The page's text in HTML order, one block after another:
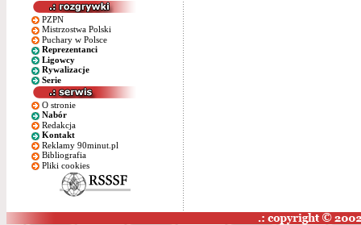
PZPN
Mistrzostwa Polski
Puchary w Polsce
Reprezentanci
Ligowcy
Rywalizacje
Serie
O stronie
Nabór
Redakcja
Kontakt
Reklamy 90minut.pl
Bibliografia
Pliki cookies